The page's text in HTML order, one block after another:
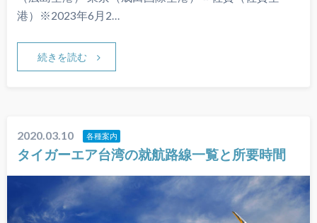
港）※2023年6月2…
続きを読む
2020.03.10 各種案内
タイガーエア台湾の就航路線一覧と所要時間